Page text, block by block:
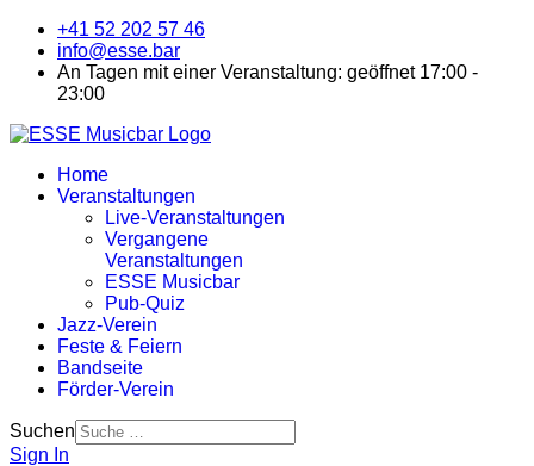
+41 52 202 57 46
info@esse.bar
An Tagen mit einer Veranstaltung: geöffnet 17:00 -
23:00
Home
Veranstaltungen
Live-Veranstaltungen
Vergangene
Veranstaltungen
ESSE Musicbar
Pub-Quiz
Jazz-Verein
Feste & Feiern
Bandseite
Förder-Verein
Suchen
Sign In